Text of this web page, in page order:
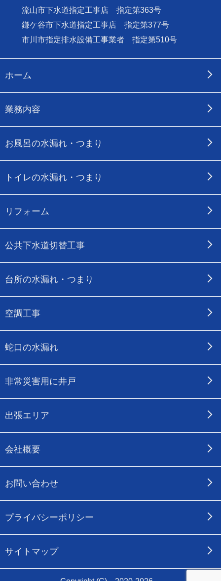
流山市下水道指定工事店 指定第363号
鎌ケ谷市下水道指定工事店 指定第377号
市川市指定排水設備工事業者 指定第510号
ホーム
業務内容
お風呂の水漏れ・つまり
トイレの水漏れ・つまり
リフォーム
公共下水道切替工事
台所の水漏れ・つまり
空調工事
蛇口の水漏れ
非常災害用に井戸
出張エリア
会社概要
お問い合わせ
プライバシーポリシー
サイトマップ